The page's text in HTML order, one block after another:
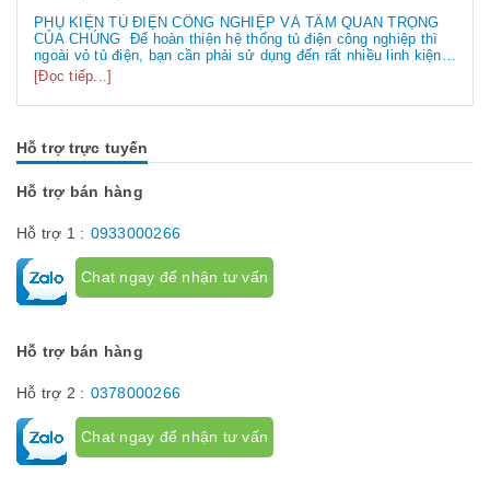
PHỤ KIỆN TỦ ĐIỆN CÔNG NGHIỆP VÀ TẦM QUAN TRỌNG
CỦA CHÚNG Để hoàn thiện hệ thống tủ điện công nghiệp thì
ngoài vỏ tủ điện, bạn cần phải sử dụng đến rất nhiều linh kiện
tủ điện công nghiệp khác nhau. Vậy các loại phụ kiện tủ điện
công nghiệp bao gồm những gì? Chúng có tác dụng như thế
nào hãy...
[Đọc tiếp...]
Hỗ trợ trực tuyến
Hỗ trợ bán hàng
Hỗ trợ 1 : 0933000266
Chat ngay để nhận tư vấn
Hỗ trợ bán hàng
Hỗ trợ 2 : 0378000266
Chat ngay để nhận tư vấn